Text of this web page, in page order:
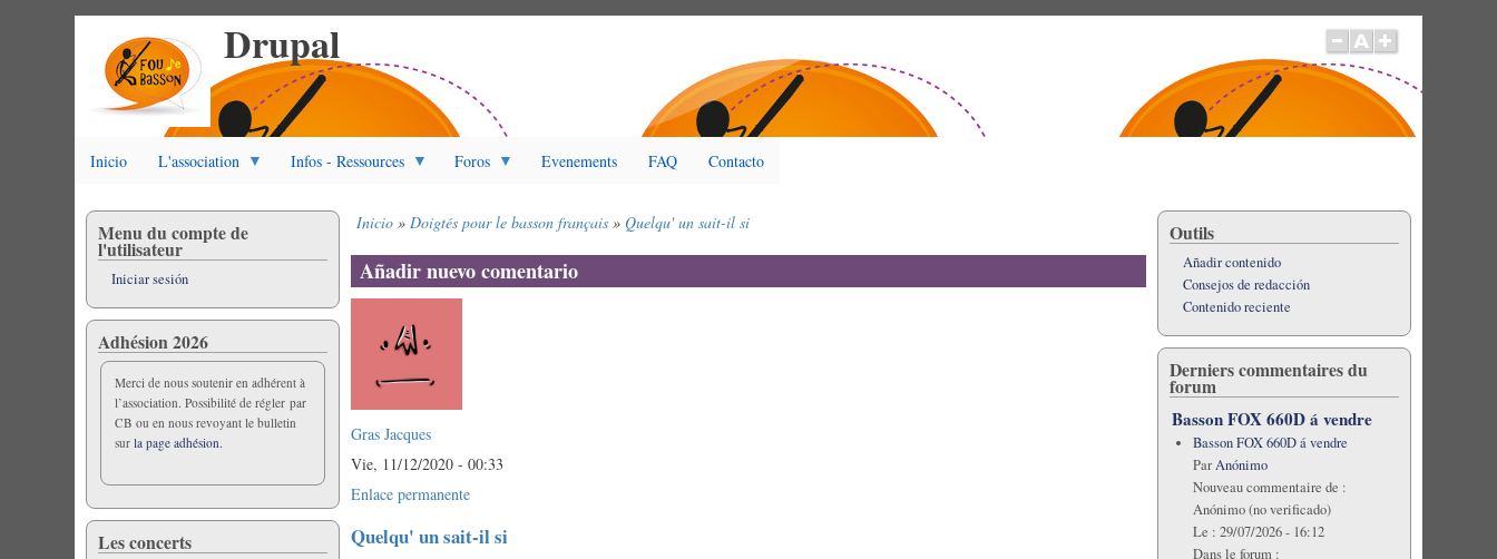
Drupal
Inicio L'association Infos - Ressources Foros Evenements FAQ Contacto
enlaces
de
navegación
Inicio Doigtés pour le basson français Quelqu' un sait-il si
Añadir nuevo comentario
Gras Jacques
Vie, 11/12/2020 - 00:33
Enlace permanente
En
Quelqu' un sait-il si
Menu du compte de
l'utilisateur
Iniciar sesión
Adhésion 2026
Merci de nous soutenir en adhérent à
l’association. Possibilité de régler par
CB ou en nous revoyant le bulletin
surla page adhésion.
Les concerts
Outils
Añadir contenido
Consejos de redacción
Contenido reciente
Derniers commentaires du
forum
Basson FOX 660D á vendre
Basson FOX 660D á vendre
ParAnónimo
Nouveau commentaire de :
Anónimo (no verificado)
Le : 29/07/2026 - 16:12
Dans le forum :